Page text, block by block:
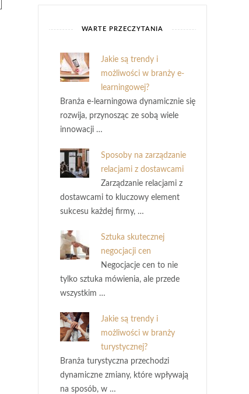
WARTE PRZECZYTANIA
Jakie są trendy i
możliwości w branży e-
learningowej?
Branża e-learningowa dynamicznie się
rozwija, przynosząc ze sobą wiele
innowacji …
Sposoby na zarządzanie
relacjami z dostawcami
Zarządzanie relacjami z
dostawcami to kluczowy element
sukcesu każdej firmy, …
Sztuka skutecznej
negocjacji cen
Negocjacje cen to nie
tylko sztuka mówienia, ale przede
wszystkim …
Jakie są trendy i
możliwości w branży
turystycznej?
Branża turystyczna przechodzi
dynamiczne zmiany, które wpływają
na sposób, w …